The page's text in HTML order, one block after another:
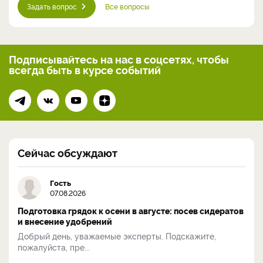
Задать вопрос Все вопросы
Подписывайтесь на нас в соцсетях, чтобы
всегдабыть в курсе событий
Сейчас обсуждают
Гость
07.08.2026
Подготовка грядок к осени в августе: посев сидератов
и внесение удобрений
Добрый день, уважаемые эксперты. Подскажите,
пожалуйста, пре...